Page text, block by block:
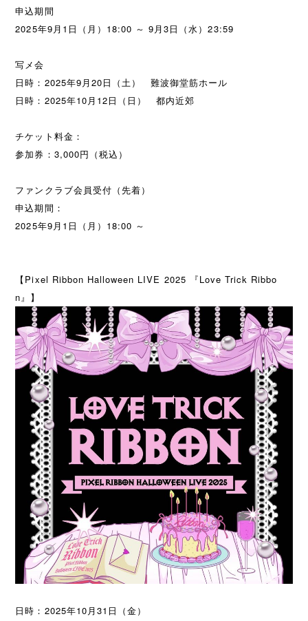
申込期間
2025年9月1日（月）18:00 ～ 9月3日（水）23:59
写メ会
日時：2025年9月20日（土） 難波御堂筋ホール
日時：2025年10月12日（日） 都内近郊
チケット料金：
参加券：3,000円（税込）
ファンクラブ会員受付（先着）
申込期間：
2025年9月1日（月）18:00 ～
【Pixel Ribbon Halloween LIVE 2025 『Love Trick Ribbo
n』】
日時：2025年10月31日（金）